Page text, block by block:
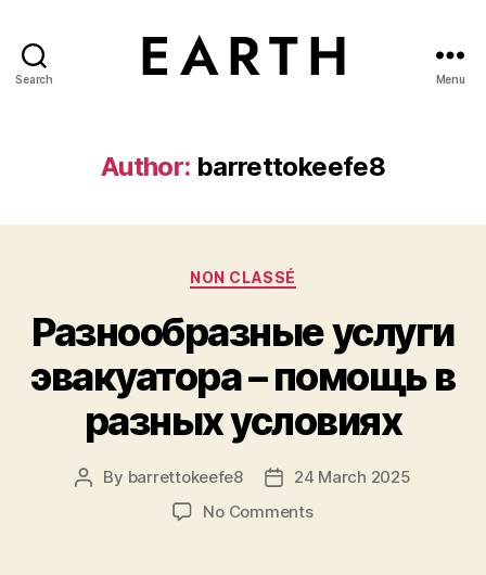
Search Menu
Author: barrettokeefe8
Categories
NON CLASSÉ
Разнообразные услуги
эвакуатора – помощь в
разных условиях
Post
By barrettokeefe8
Post24 March 2025
No Commentson